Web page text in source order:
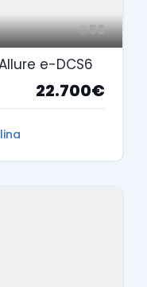
53
e-DCS6
22.700€